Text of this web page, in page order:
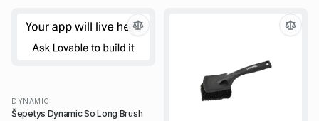
DYNAMIC
Šepetys Dynamic So Long Brush